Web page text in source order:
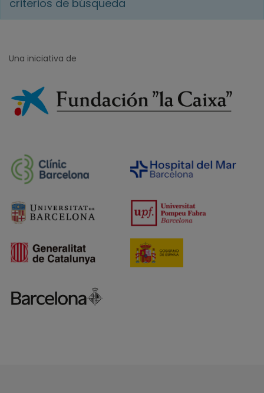
criterios de búsqueda
Una iniciativa de